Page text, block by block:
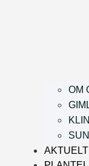
OM
AKTUELT